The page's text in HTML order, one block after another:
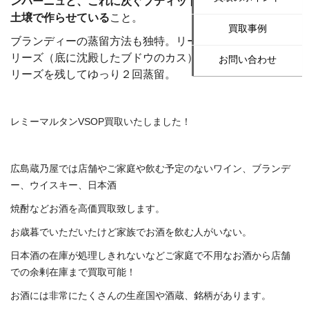
買取事例
お問い合わせ
土壌で作らせていること。
ブランディーの蒸留方法も独特。リーズ蒸留法とよばれ、
リーズ（底に沈殿したブドウのカス）をろ過せずに蒸留。
リーズを残してゆっり２回蒸留。
レミーマルタンVSOP買取いたしました！
広島蔵乃屋では店舗やご家庭や飲む予定のないワイン、ブランデ
ー、ウイスキー、日本酒
焼酎などお酒を高価買取致します。
お歳暮でいただいたけど家族でお酒を飲む人がいない。
日本酒の在庫が処理しきれないなどご家庭で不用なお酒から店舗
での余剰在庫まで買取可能！
お酒には非常にたくさんの生産国や酒蔵、銘柄があります。